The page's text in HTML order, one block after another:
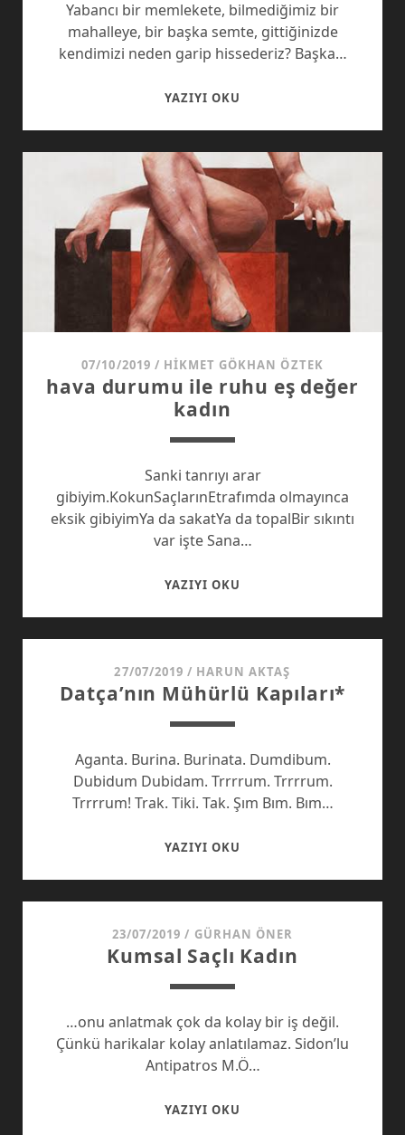
Yabancı bir memlekete, bilmediğimiz bir
mahalleye, bir başka semte, gittiğinizde
kendimizi neden garip hissederiz? Başka…
YAZIYI OKU
KAVRAMLAR:
KÜLTÜREL
ÇIPLAKLIK
(I)
07/10/2019 / HIKMET GÖKHAN ÖZTEK
hava durumu ile ruhu eş değer
kadın
Sanki tanrıyı arar
gibiyim.KokunSaçlarınEtrafımda olmayınca
eksik gibiyimYa da sakatYa da topalBir sıkıntı
var işte Sana…
YAZIYI OKU
EŞ
DEĞER
27/07/2019 / HARUN AKTAŞ
Datça’nın Mühürlü Kapıları*
Aganta. Burina. Burinata. Dumdibum.
Dubidum Dubidam. Trrrrum. Trrrrum.
Trrrrum! Trak. Tiki. Tak. Şım Bım. Bım…
YAZIYI OKU
23/07/2019 / GÜRHAN ÖNER
Kumsal Saçlı Kadın
…onu anlatmak çok da kolay bir iş değil.
Çünkü harikalar kolay anlatılamaz. Sidon’lu
Antipatros M.Ö…
YAZIYI OKU